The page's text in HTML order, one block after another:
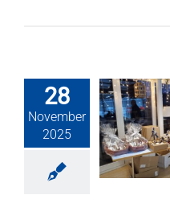
28
November
2025
an der
Trophy
Club News